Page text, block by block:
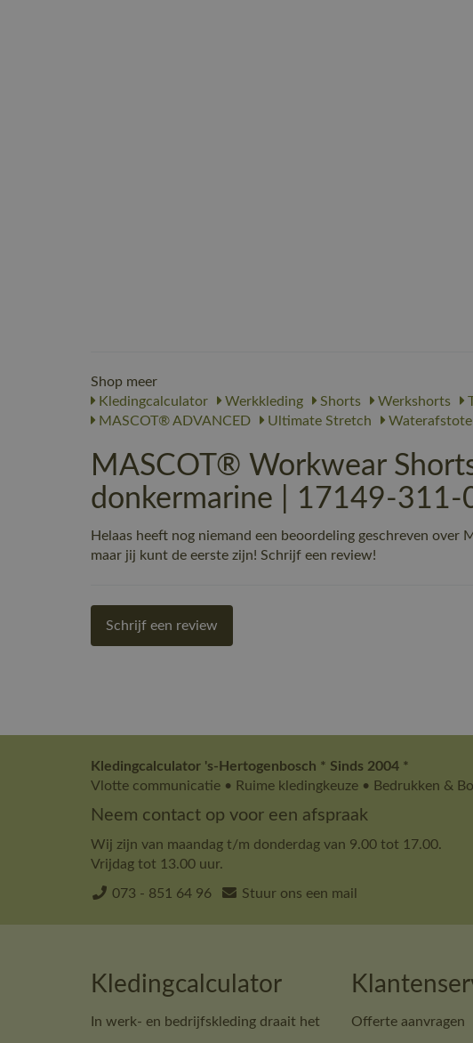
Shop meer
Kledingcalculator
Werkkleding Shorts Werkshorts
MASCOT® ADVANCED
Ultimate Stretch
MASCOT® Workwear
donkermarine | 17149-311-
Helaas heeft nog niemand een beoordeling geschreven
maar jij kunt de eerste zijn! Schrijf een review!
Schrijf een review
Kledingcalculator 's-Hertogenbosch * Sinds 2004 *
Vlotte communicatie • Ruime kledingkeuze • Bedrukken &
Neem contact op voor een afspraak
Wij zijn van maandag t/m donderdag van 9.00 tot 17.00.
Vrijdag tot 13.00 uur.
073 - 851 64 96 Stuur ons een mail
Kledingcalculator
In werk- en bedrijfskleding draait het Offerte aanvragen